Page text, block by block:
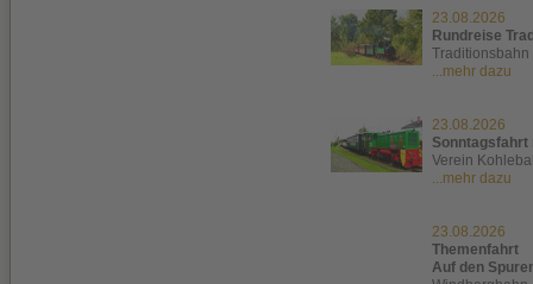
23.08.2026
Rundreise
Traditionsbahn
...mehr dazu
23.08.2026
Verein
...mehr dazu
23.08.2026
Themenfahrt
Auf den